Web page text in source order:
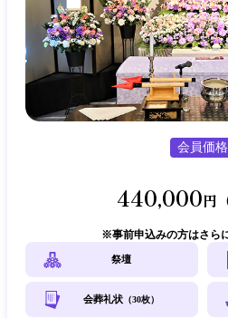
会員価格
440,000円
事前申込みの方はさら
祭壇
会葬礼状（30枚）